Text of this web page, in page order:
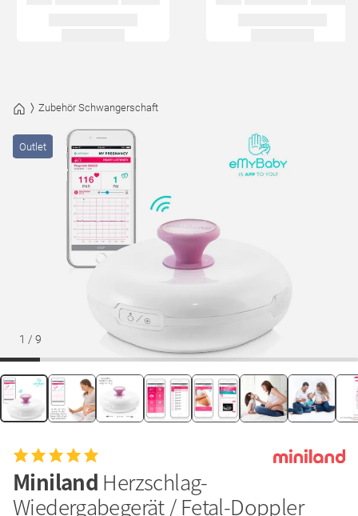
Zubehör Schwangerschaft
1 / 9
Outlet
Miniland Herzschlag-
Wiedergabegerät / Fetal-Doppler